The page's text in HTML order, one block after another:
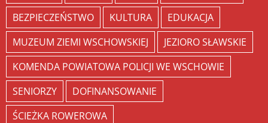
BEZPIECZEŃSTWO
KULTURA
EDUKACJA
MUZEUM ZIEMI WSCHOWSKIEJ
JEZIORO SŁAWSKIE
KOMENDA POWIATOWA POLICJI WE WSCHOWIE
SENIORZY
DOFINANSOWANIE
ŚCIEŻKA ROWEROWA